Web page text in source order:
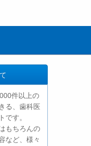
件以上の
る、歯科医
です。
もちろんの
など、様々